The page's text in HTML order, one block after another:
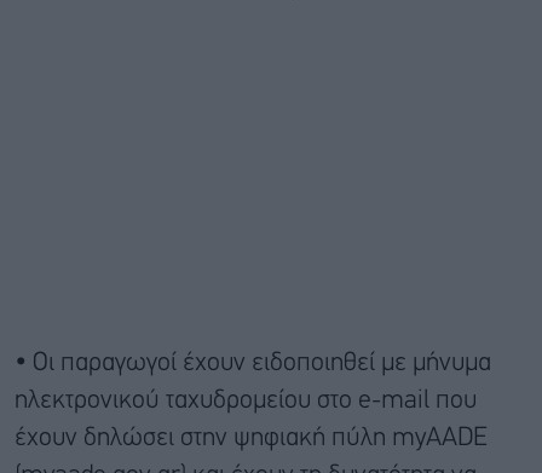
• Οι παραγωγοί έχουν ειδοποιηθεί με μήνυμα
ηλεκτρονικού ταχυδρομείου στο e-mail που
έχουν δηλώσει στην ψηφιακή πύλη myAADE